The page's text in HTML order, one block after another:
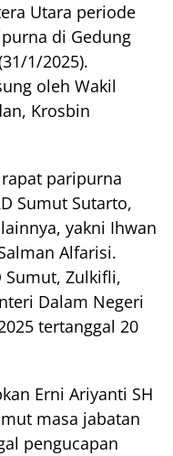
Utara periode
di Gedung
1/2025).
oleh Wakil
Krosbin
paripurna
Sumut Sutarto,
yakni Ihwan
Alfarisi.
Sumut, Zulkifli,
Dalam Negeri
tertanggal 20
Erni Ariyanti SH
masa jabatan
pengucapan